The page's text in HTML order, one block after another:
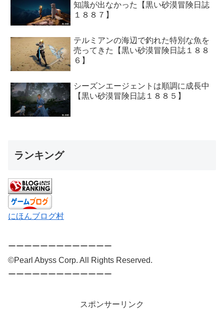
知識が出なかった【黒い砂漠冒険日誌
１８８７】
テルミアンの海辺で釣れた特別な魚を
売ってきた【黒い砂漠冒険日誌１８８
６】
シーズンエージェントは順調に成長中
【黒い砂漠冒険日誌１８８５】
ランキング
にほんブログ村
ーーーーーーーーーーーーー
©Pearl Abyss Corp. All Rights Reserved.
ーーーーーーーーーーーーー
スポンサーリンク